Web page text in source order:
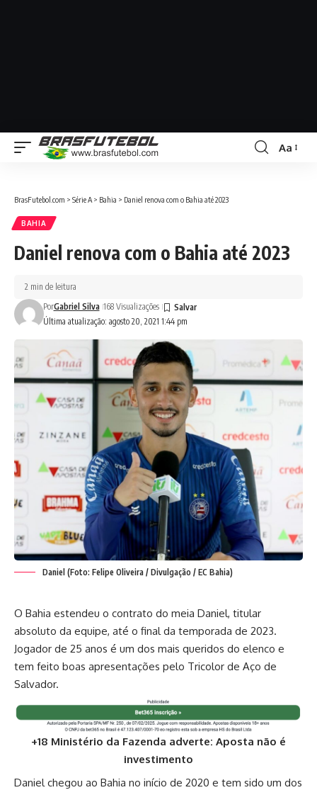
Aa
BrasFutebol.com > Série A > Bahia > Daniel renova com o Bahia até 2023
BAHIA
Daniel renova com o Bahia até 2023
Última atualização: agosto 20, 2021 1:44 pm
PorGabriel Silva 168 Visualizações
2 min de leitura
Daniel (Foto: Felipe Oliveira / Divulgação / EC Bahia)
O Bahia estendeu o contrato do meia Daniel, titular
absoluto da equipe, até o final da temporada de 2023.
Jogador de 25 anos é um dos mais queridos do elenco e
tem feito boas apresentações pelo Tricolor de Aço de
Salvador.
+18 Ministério da Fazenda adverte: Aposta não é
investimento
Daniel chegou ao Bahia no início de 2020 e tem sido um dos